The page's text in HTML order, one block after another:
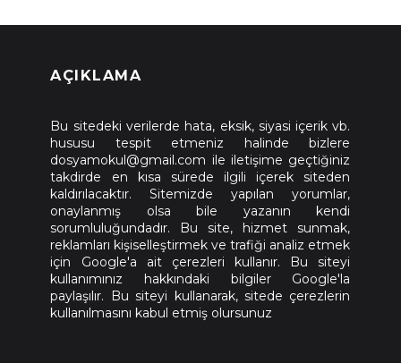
AÇIKLAMA
Bu sitedeki verilerde hata, eksik, siyasi içerik vb.
hususu tespit etmeniz halinde bizlere
dosyamokul@gmail.com ile iletişime geçtiğiniz
takdirde en kısa sürede ilgili içerek siteden
kaldırılacaktır. Sitemizde yapılan yorumlar,
onaylanmış olsa bile yazanın kendi
sorumluluğundadır. Bu site, hizmet sunmak,
reklamları kişiselleştirmek ve trafiği analiz etmek
için Google'a ait çerezleri kullanır. Bu siteyi
kullanımınız hakkındaki bilgiler Google'la
paylaşılır. Bu siteyi kullanarak, sitede çerezlerin
kullanılmasını kabul etmiş olursunuz